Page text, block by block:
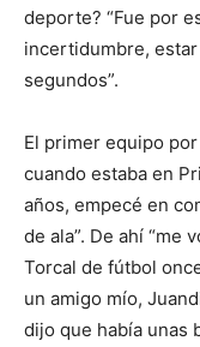
deporte? “Fue por
incertidumbre,
segundos”.
El primer equipo
cuando estaba en
años, empecé en
de ala”. De ahí “me
Torcal de fútbol
un amigo mío,
dijo que había unas